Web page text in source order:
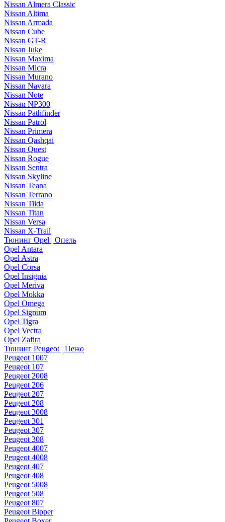
Nissan Almera Classic
Nissan Altima
Nissan Armada
Nissan Cube
Nissan GT-R
Nissan Juke
Nissan Maxima
Nissan Micra
Nissan Murano
Nissan Navara
Nissan Note
Nissan NP300
Nissan Pathfinder
Nissan Patrol
Nissan Primera
Nissan Qashqai
Nissan Quest
Nissan Rogue
Nissan Sentra
Nissan Skyline
Nissan Teana
Nissan Terrano
Nissan Tiida
Nissan Titan
Nissan Versa
Nissan X-Trail
Тюнинг Opel | Опель
Opel Antara
Opel Astra
Opel Corsa
Opel Insignia
Opel Meriva
Opel Mokka
Opel Omega
Opel Signum
Opel Tigra
Opel Vectra
Opel Zafira
Тюнинг Peugeot | Пежо
Peugeot 1007
Peugeot 107
Peugeot 2008
Peugeot 206
Peugeot 207
Peugeot 208
Peugeot 3008
Peugeot 301
Peugeot 307
Peugeot 308
Peugeot 4007
Peugeot 4008
Peugeot 407
Peugeot 408
Peugeot 5008
Peugeot 508
Peugeot 807
Peugeot Bipper